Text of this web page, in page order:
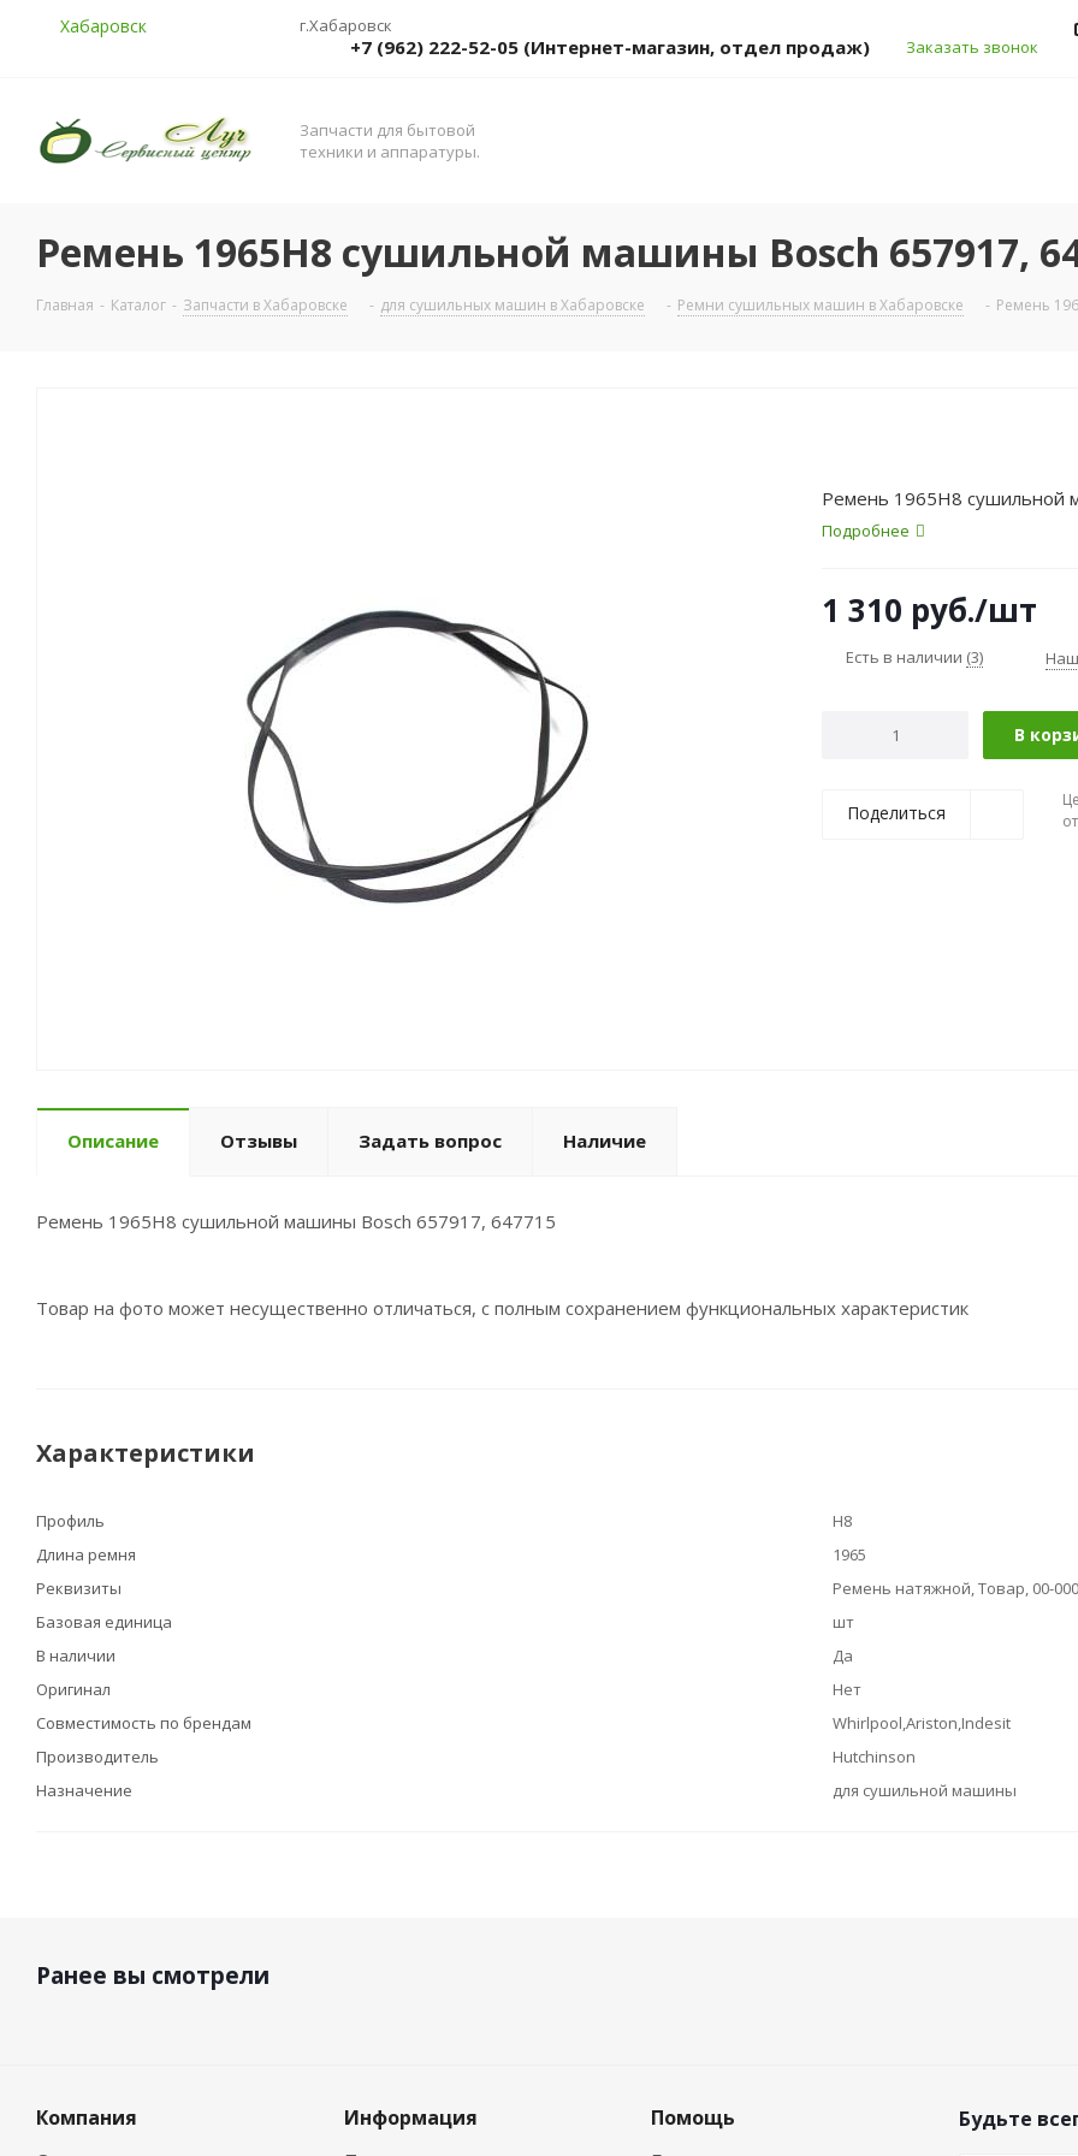
Хабаровск г.Хабаровск
+7 (962) 222-52-05 (Интернет-магазин, отдел продаж) Заказать звонок
Запчасти для бытовой
техники и аппаратуры.
Ремень 1965H8 сушильной машины Bosch 657917,
Главная - Каталог - Запчасти в Хабаровске - для сушильных машин в Хабаровске - Ремни сушильных машин в Хабаровске - Ремень
Ремень 1965H8 сушильной
Подробнее
1 310 руб./шт
Есть в наличии (3)
В
Поделиться
Описание Отзывы Задать вопрос Наличие
Ремень 1965H8 сушильной машины Bosch 657917, 647715
Товар на фото может несущественно отличаться, с полным сохранением функциональных характеристик
Характеристики
Профиль
H8
Длина ремня
1965
Реквизиты
Ремень натяжной, Товар, 00-
Базовая единица
шт
В наличии
Да
Оригинал
Нет
Совместимость по брендам
Whirlpool,Ariston,Indesit
Производитель
Hutchinson
Назначение
для сушильной машины
Ранее вы смотрели
Компания Информация Помощь Будьте